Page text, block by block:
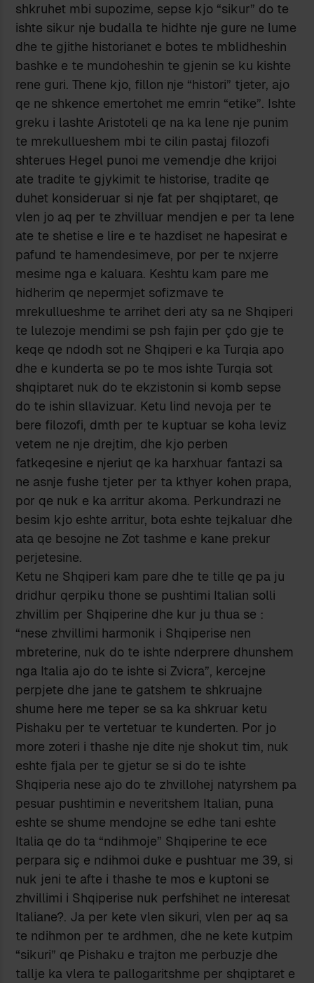
shkruhet mbi supozime, sepse kjo “sikur” do te
ishte sikur nje budalla te hidhte nje gure ne lume
dhe te gjithe historianet e botes te mblidheshin
bashke e te mundoheshin te gjenin se ku kishte
rene guri. Thene kjo, fillon nje “histori” tjeter, ajo
qe ne shkence emertohet me emrin “etike”. Ishte
greku i lashte Aristoteli qe na ka lene nje punim
te mrekullueshem mbi te cilin pastaj filozofi
shterues Hegel punoi me vemendje dhe krijoi
ate tradite te gjykimit te historise, tradite qe
duhet konsideruar si nje fat per shqiptaret, qe
vlen jo aq per te zhvilluar mendjen e per ta lene
ate te shetise e lire e te hazdiset ne hapesirat e
pafund te hamendesimeve, por per te nxjerre
mesime nga e kaluara. Keshtu kam pare me
hidherim qe nepermjet sofizmave te
mrekullueshme te arrihet deri aty sa ne Shqiperi
te lulezoje mendimi se psh fajin per çdo gje te
keqe qe ndodh sot ne Shqiperi e ka Turqia apo
dhe e kunderta se po te mos ishte Turqia sot
shqiptaret nuk do te ekzistonin si komb sepse
do te ishin sllavizuar. Ketu lind nevoja per te
bere filozofi, dmth per te kuptuar se koha leviz
vetem ne nje drejtim, dhe kjo perben
fatkeqesine e njeriut qe ka harxhuar fantazi sa
ne asnje fushe tjeter per ta kthyer kohen prapa,
por qe nuk e ka arritur akoma. Perkundrazi ne
besim kjo eshte arritur, bota eshte tejkaluar dhe
ata qe besojne ne Zot tashme e kane prekur
perjetesine.
Ketu ne Shqiperi kam pare dhe te tille qe pa ju
dridhur qerpiku thone se pushtimi Italian solli
zhvillim per Shqiperine dhe kur ju thua se :
“nese zhvillimi harmonik i Shqiperise nen
mbreterine, nuk do te ishte nderprere dhunshem
nga Italia ajo do te ishte si Zvicra”, kercejne
perpjete dhe jane te gatshem te shkruajne
shume here me teper se sa ka shkruar ketu
Pishaku per te vertetuar te kunderten. Por jo
more zoteri i thashe nje dite nje shokut tim, nuk
eshte fjala per te gjetur se si do te ishte
Shqiperia nese ajo do te zhvillohej natyrshem pa
pesuar pushtimin e neveritshem Italian, puna
eshte se shume mendojne se edhe tani eshte
Italia qe do ta “ndihmoje” Shqiperine te ece
perpara siç e ndihmoi duke e pushtuar me 39, si
nuk jeni te afte i thashe te mos e kuptoni se
zhvillimi i Shqiperise nuk perfshihet ne interesat
Italiane?. Ja per kete vlen sikuri, vlen per aq sa
te ndihmon per te ardhmen, dhe ne kete kutpim
“sikuri” qe Pishaku e trajton me perbuzje dhe
tallje ka vlera te pallogaritshme per shqiptaret e